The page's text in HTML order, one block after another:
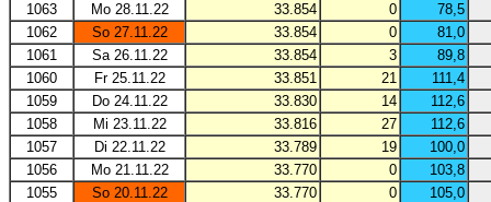
1063
Mo 28.11.22 33.854 0
78,5
1062
So 27.11.22 33.854 0
81,0
1061
Sa 26.11.22 33.854 3
89,8
1060
Fr 25.11.22 33.851 21
111,4
1059
Do 24.11.22 33.830 14
112,6
1058
Mi 23.11.22 33.816 27
112,6
1057
Di 22.11.22 33.789 19
100,0
1056
Mo 21.11.22 33.770 0
103,8
1055
So 20.11.22 33.770 0
105,0